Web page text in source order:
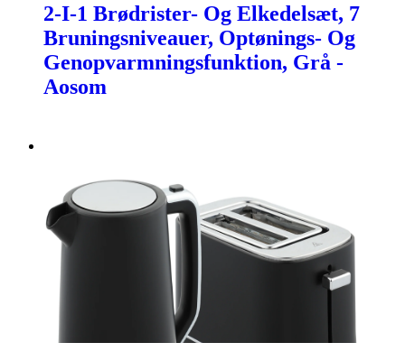
2-I-1 Brødrister- Og Elkedelsæt, 7
Bruningsniveauer, Optønings- Og
Genopvarmningsfunktion, Grå -
Aosom